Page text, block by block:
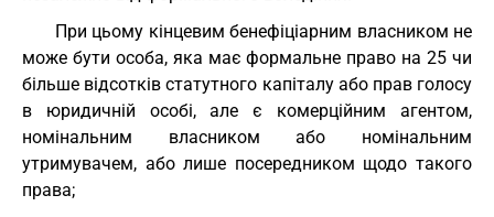
При цьому кінцевим бенефіціарним власником не
може бути особа, яка має формальне право на 25 чи
більше відсотків статутного капіталу або прав голосу
в юридичній особі, але є комерційним агентом,
номінальним власником або номінальним
утримувачем, або лише посередником щодо такого
права;